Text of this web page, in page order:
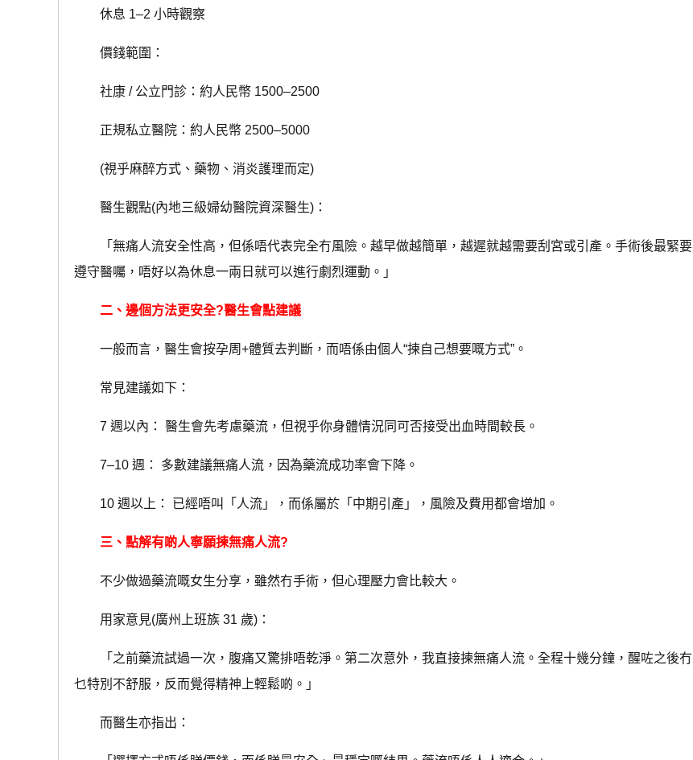
休息 1–2 小時觀察
價錢範圍：
社康 / 公立門診：約人民幣 1500–2500
正規私立醫院：約人民幣 2500–5000
(視乎麻醉方式、藥物、消炎護理而定)
醫生觀點(內地三級婦幼醫院資深醫生)：
「無痛人流安全性高，但係唔代表完全冇風險。越早做越簡單，越遲就越需要刮宮或引產。手術後最緊要
遵守醫囑，唔好以為休息一兩日就可以進行劇烈運動。」
二、邊個方法更安全?醫生會點建議
一般而言，醫生會按孕周+體質去判斷，而唔係由個人“揀自己想要嘅方式”。
常見建議如下：
7 週以內： 醫生會先考慮藥流，但視乎你身體情況同可否接受出血時間較長。
7–10 週： 多數建議無痛人流，因為藥流成功率會下降。
10 週以上： 已經唔叫「人流」，而係屬於「中期引產」，風險及費用都會增加。
三、點解有啲人寧願揀無痛人流?
不少做過藥流嘅女生分享，雖然冇手術，但心理壓力會比較大。
用家意見(廣州上班族 31 歲)：
「之前藥流試過一次，腹痛又驚排唔乾淨。第二次意外，我直接揀無痛人流。全程十幾分鐘，醒咗之後冇
乜特別不舒服，反而覺得精神上輕鬆啲。」
而醫生亦指出：